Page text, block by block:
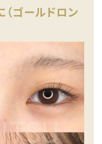
ゴールドロン